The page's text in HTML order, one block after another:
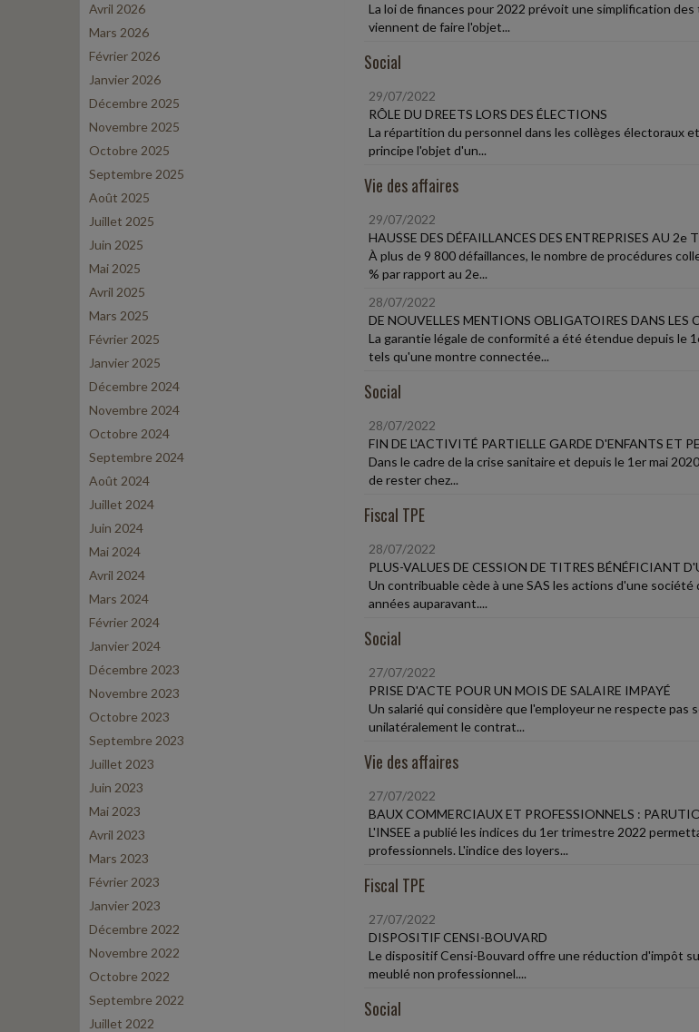
Avril 2026
Mars 2026
Février 2026
Janvier 2026
Décembre 2025
Novembre 2025
Octobre 2025
Septembre 2025
Août 2025
Juillet 2025
Juin 2025
Mai 2025
Avril 2025
Mars 2025
Février 2025
Janvier 2025
Décembre 2024
Novembre 2024
Octobre 2024
Septembre 2024
Août 2024
Juillet 2024
Juin 2024
Mai 2024
Avril 2024
Mars 2024
Février 2024
Janvier 2024
Décembre 2023
Novembre 2023
Octobre 2023
Septembre 2023
Juillet 2023
Juin 2023
Mai 2023
Avril 2023
Mars 2023
Février 2023
Janvier 2023
Décembre 2022
Novembre 2022
Octobre 2022
Septembre 2022
Juillet 2022
La loi de finances pour 2022 prévoit une simplification
viennent de faire l'objet...
Social
29/07/2022
RÔLE DU DREETS LORS DES ÉLECTIONS
La répartition du personnel dans les collèges électoraux
principe l'objet d'un...
Vie des affaires
29/07/2022
HAUSSE DES DÉFAILLANCES DES ENTREPRISES AU 2e
À plus de 9 800 défaillances, le nombre de procédures
% par rapport au 2e...
28/07/2022
DE NOUVELLES MENTIONS OBLIGATOIRES DANS
La garantie légale de conformité a été étendue depuis le
tels qu'une montre connectée...
Social
28/07/2022
FIN DE L'ACTIVITÉ PARTIELLE GARDE D'ENFANTS ET
Dans le cadre de la crise sanitaire et depuis le 1er mai
de rester chez...
Fiscal TPE
28/07/2022
PLUS-VALUES DE CESSION DE TITRES BÉNÉFICIANT
Un contribuable cède à une SAS les actions d'une
années auparavant....
Social
27/07/2022
PRISE D'ACTE POUR UN MOIS DE SALAIRE IMPAYÉ
Un salarié qui considère que l'employeur ne respecte
unilatéralement le contrat...
Vie des affaires
27/07/2022
BAUX COMMERCIAUX ET PROFESSIONNELS :
L'INSEE a publié les indices du 1er trimestre 2022
professionnels. L'indice des loyers...
Fiscal TPE
27/07/2022
DISPOSITIF CENSI-BOUVARD
Le dispositif Censi-Bouvard offre une réduction d'impôt
meublé non professionnel....
Social